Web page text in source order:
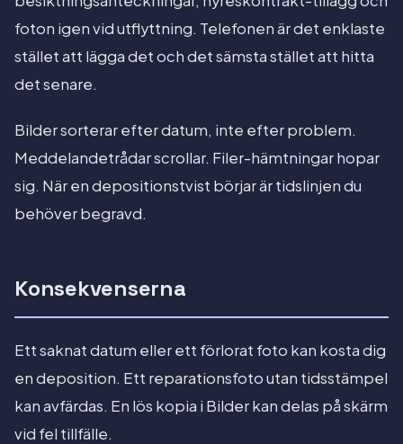
foton igen vid utflyttning. Telefonen är det enklaste
stället att lägga det och det sämsta stället att hitta
det senare.
Bilder sorterar efter datum, inte efter problem.
Meddelandetrådar scrollar. Filer-hämtningar hopar
sig. När en depositionstvist börjar är tidslinjen du
behöver begravd.
Konsekvenserna
Ett saknat datum eller ett förlorat foto kan kosta dig
en deposition. Ett reparationsfoto utan tidsstämpel
kan avfärdas. En lös kopia i Bilder kan delas på skärm
vid fel tillfälle.